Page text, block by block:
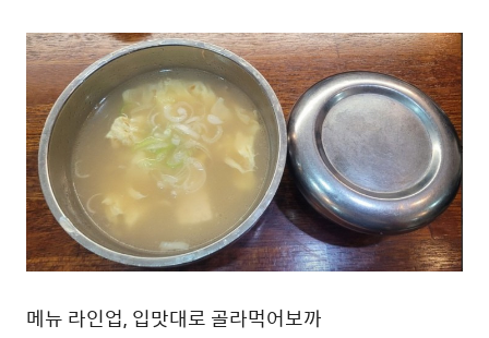
메뉴 라인업, 입맛대로 골라먹어보까